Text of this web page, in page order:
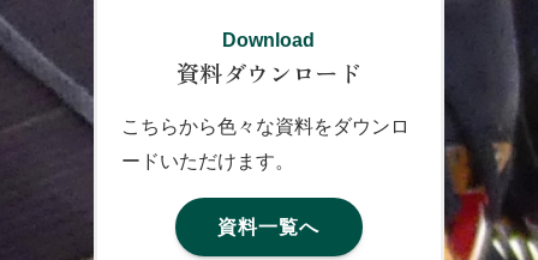
Download
資料ダウンロード
こちらから色々な資料をダウンロ
ードいただけます。
資料一覧へ